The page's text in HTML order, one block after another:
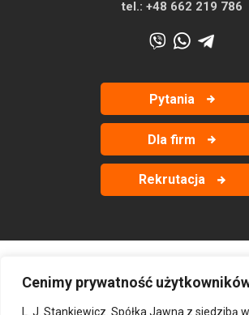
Cenimy prywatność
L. J. Stankiewicz. Spółka Jawna z siedzibą
tel.: +48 662 219 786
Pytania
Dla firm
Rekrutacja